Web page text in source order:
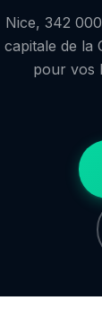
Nice, 342
capitale de la
pour vos